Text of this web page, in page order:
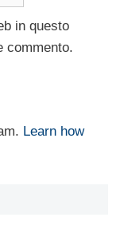
in questo
commento.
Learn how